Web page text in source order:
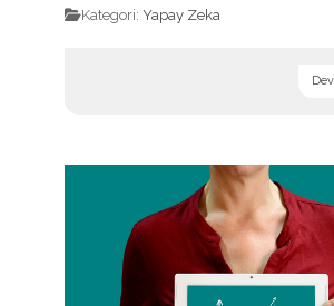
Kategori: Yapay Zeka